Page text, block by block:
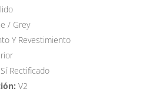
/ Grey
Y Revestimiento
Sí Rectificado
V2